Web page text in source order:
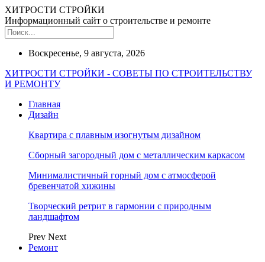
ХИТРОСТИ СТРОЙКИ
Информационный сайт о строительстве и ремонте
Воскресенье, 9 августа, 2026
ХИТРОСТИ СТРОЙКИ - СОВЕТЫ ПО СТРОИТЕЛЬСТВУ
И РЕМОНТУ
Главная
Дизайн
Квартира с плавным изогнутым дизайном
Сборный загородный дом с металлическим каркасом
Минималистичный горный дом с атмосферой
бревенчатой хижины
Творческий ретрит в гармонии с природным
ландшафтом
Prev Next
Ремонт